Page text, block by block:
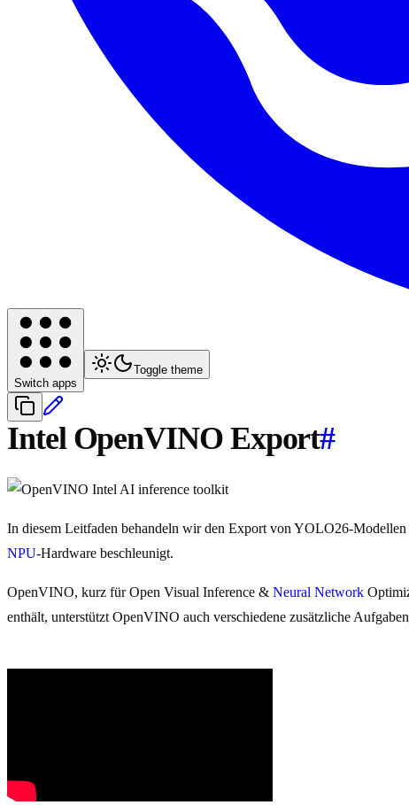
Switch apps
Toggle theme
Intel OpenVINO Export#
In diesem Leitfaden behandeln wir den Export von YOLO26-Modellen
NPU-Hardware beschleunigt.
OpenVINO, kurz für Open Visual Inference & Neural Network
enthält, unterstützt OpenVINO auch verschiedene zusätzliche